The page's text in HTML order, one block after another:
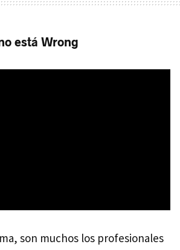
está Wrong
son muchos los profesionales